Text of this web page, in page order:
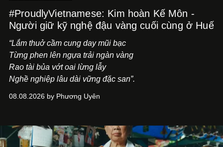
#ProudlyVietnamese: Kim hoàn Kế Môn -
Người giữ kỹ nghệ đậu vàng cuối cùng ở Huế
“Lắm thuở cầm cung day mũi bạc
Từng phen lên ngựa trải ngàn vàng
Rao tài bủa vớt oai lừng lẫy
Nghề nghiệp lâu dài vững đặc san”.
08.08.2026 by Phương Uyên